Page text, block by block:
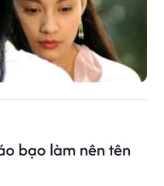
bạo làm nên tên